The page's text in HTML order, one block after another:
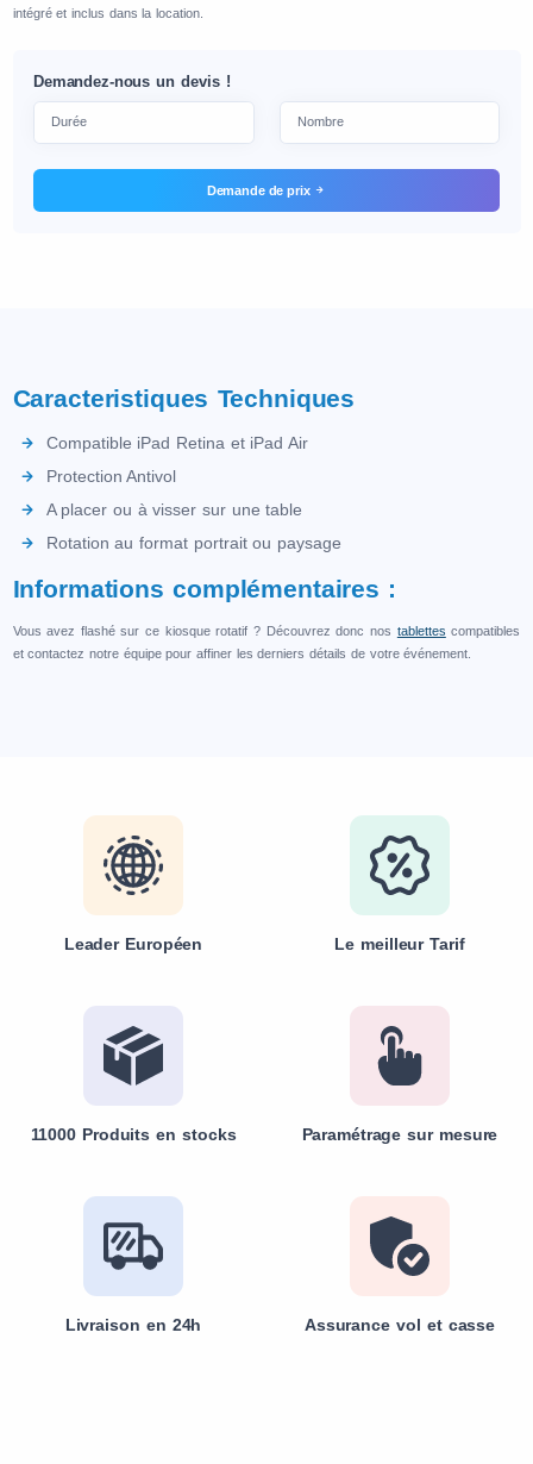
intégré et inclus dans la location.
Demandez-nous un devis !
Demande de prix
Caracteristiques Techniques
Compatible iPad Retina et iPad Air
Protection Antivol
A placer ou à visser sur une table
Rotation au format portrait ou paysage
Informations complémentaires :
Vous avez flashé sur ce kiosque rotatif ? Découvrez donc nos tablettes compatibles
et contactez notre équipe pour affiner les derniers détails de votre événement.
Leader Européen Le meilleur Tarif
11000 Produits en stocks Paramétrage sur mesure
Livraison en 24h Assurance vol et casse